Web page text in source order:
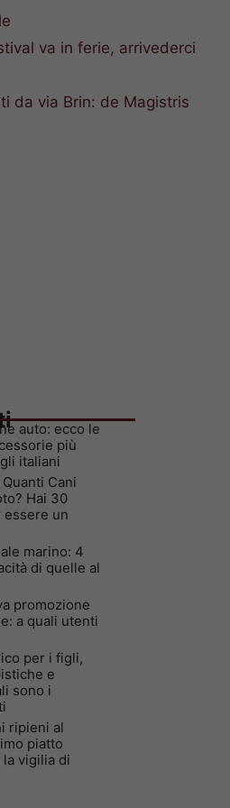
va in ferie, arrivederci
da via Brin: de Magistris
auto: ecco le
più
italiani
Cani
Hai 30
essere un
marino: 4
di quelle al
promozione
a quali utenti
per i figli,
e
sono i
ripieni al
piatto
vigilia di